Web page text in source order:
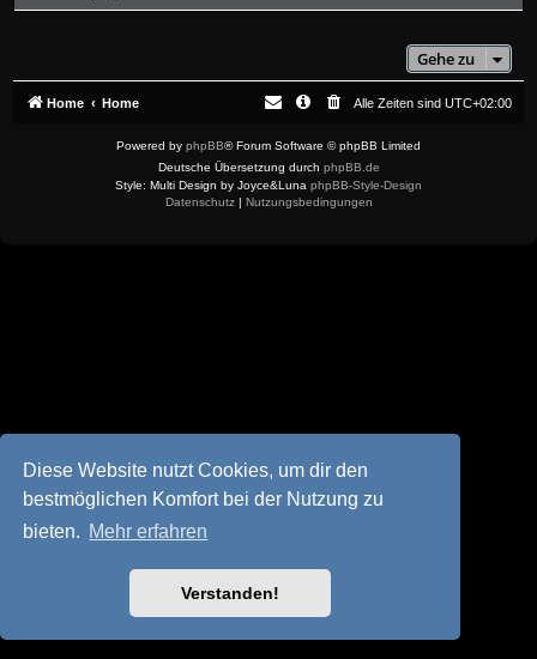
Diese Website nutzt Cookies, um dir den
bestmöglichen Komfort bei der Nutzung zu
bieten. Mehr erfahren
Verstanden!
Gehe zu
Home Home Alle Zeiten sind UTC+02:00
Powered by phpBB® Forum Software © phpBB Limited
Deutsche Übersetzung durch phpBB.de
Style: Multi Design by Joyce&Luna phpBB-Style-Design
Datenschutz| Nutzungsbedingungen